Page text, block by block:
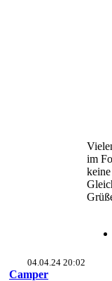
im
04.04.24 20:02
Camper